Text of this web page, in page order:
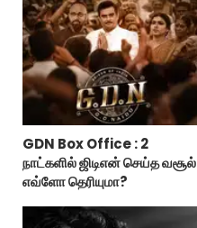
GDN Box Office : 2
நாட்களில் ஜிடிஎன் செய்த வசூல்
எவ்ளோ தெரியுமா?